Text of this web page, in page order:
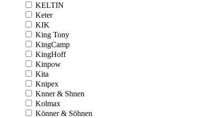
KELTIN
Keter
KIK
King Tony
KingCamp
KingHoff
Kinpow
Kita
Knipex
Knner & Shnen
Kolmax
Könner & Söhnen